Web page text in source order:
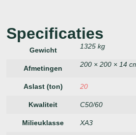
Specificaties
Gewicht 1325 kg
Afmetingen 200 × 200 × 14
Aslast (ton) 20
Kwaliteit C50/60
Milieuklasse XA3